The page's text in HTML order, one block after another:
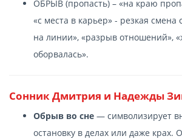
ОБРЫВ (пропасть) – «на краю
«с места в карьер» - резкая
на линии», «разрыв отношений»,
оборвалась».
Сонник Дмитрия и Надежды
Обрыв во сне — символизирует
остановку в делах или даже крах.